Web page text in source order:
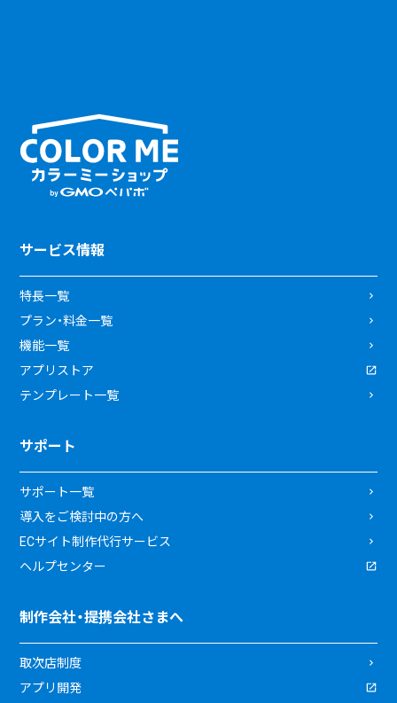
サービス情報
特長一覧
プラン・料金一覧
機能一覧
アプリストア
テンプレート一覧
サポート
サポート一覧
導入をご検討中の方へ
ECサイト制作代行サービス
ヘルプセンター
制作会社・提携会社さまへ
取次店制度
アプリ開発